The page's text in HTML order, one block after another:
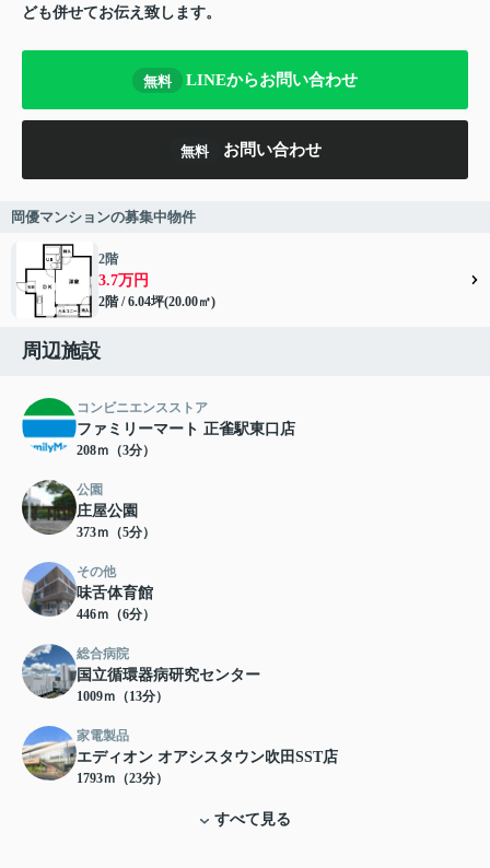
ども併せてお伝え致します。
無料 LINEからお問い合わせ
無料 お問い合わせ
岡優マンションの募集中物件
2階
3.7万円
2階 / 6.04坪(20.00㎡)
周辺施設
コンビニエンスストア
ファミリーマート 正雀駅東口店
208ｍ（3分）
公園
庄屋公園
373ｍ（5分）
その他
味舌体育館
446ｍ（6分）
総合病院
国立循環器病研究センター
1009ｍ（13分）
家電製品
エディオン オアシスタウン吹田SST店
1793ｍ（23分）
すべて見る